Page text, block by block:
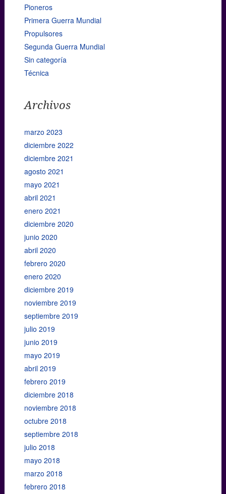
Pioneros
Primera Guerra Mundial
Propulsores
Segunda Guerra Mundial
Sin categoría
Técnica
Archivos
marzo 2023
diciembre 2022
diciembre 2021
agosto 2021
mayo 2021
abril 2021
enero 2021
diciembre 2020
junio 2020
abril 2020
febrero 2020
enero 2020
diciembre 2019
noviembre 2019
septiembre 2019
julio 2019
junio 2019
mayo 2019
abril 2019
febrero 2019
diciembre 2018
noviembre 2018
octubre 2018
septiembre 2018
julio 2018
mayo 2018
marzo 2018
febrero 2018